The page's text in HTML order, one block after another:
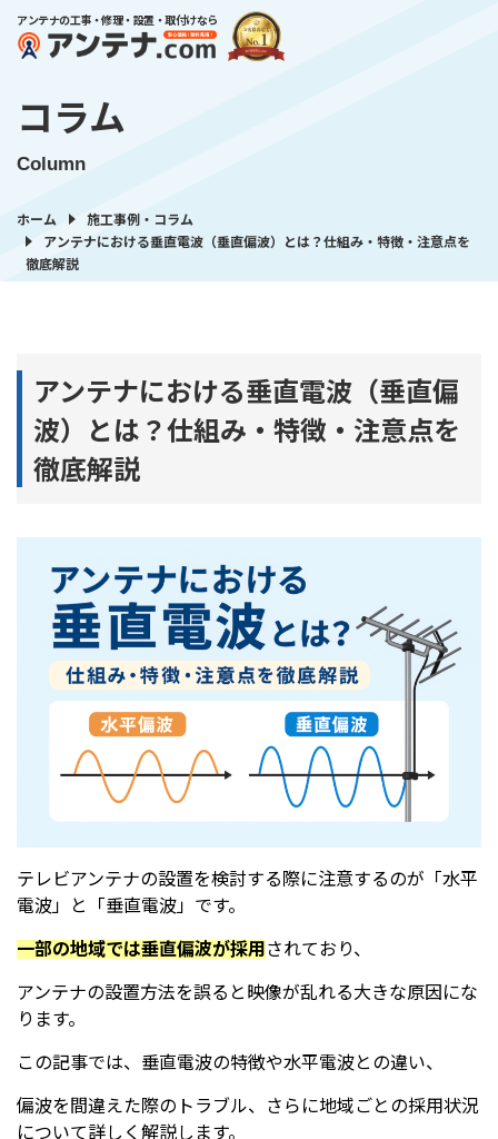
アンテナの工事・修理・設置・取付けなら
コラム
Column
ホーム
施工事例・コラム
アンテナにおける垂直電波（垂直偏波）とは？仕組み・特徴・注意点を
徹底解説
アンテナにおける垂直電波（垂直偏
波）とは？仕組み・特徴・注意点を
徹底解説
テレビアンテナの設置を検討する際に注意するのが「水平
電波」と「垂直電波」です。
一部の地域では垂直偏波が採用 されており、
アンテナの設置方法を誤ると映像が乱れる大きな原因にな
ります。
この記事では、垂直電波の特徴や水平電波との違い、
偏波を間違えた際のトラブル、さらに地域ごとの採用状況
について詳しく解説します。